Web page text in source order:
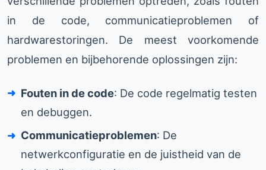
in de code, communicatieproblemen of
hardwarestoringen. De meest voorkomende
problemen en bijbehorende oplossingen zijn:
Fouten in de code: De code regelmatig testen
en debuggen.
Communicatieproblemen: De
netwerkconfiguratie en de juistheid van de